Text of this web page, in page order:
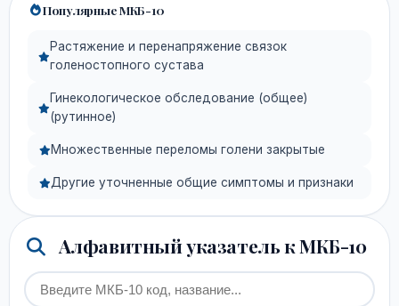
Популярные МКБ-10
Растяжение и перенапряжение связок
голеностопного сустава
Гинекологическое обследование (общее)
(рутинное)
Множественные переломы голени закрытые
Другие уточненные общие симптомы и признаки
Алфавитный указатель к МКБ-10